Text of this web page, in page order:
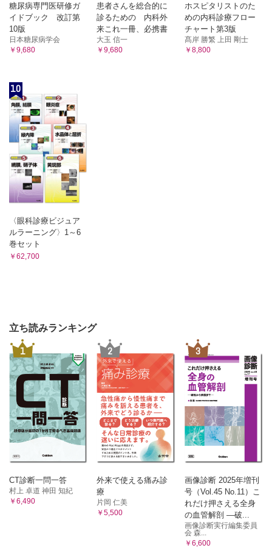
糖尿病専門医研修ガ
イドブック 改訂第
10版
日本糖尿病学会
￥9,680
患者さんを総合的に
診るための 内科外
来これ一冊、必携書
大玉 信一
￥9,680
ホスピタリストのた
めの内科診療フロー
チャート第3版
髙岸 勝繁 上田 剛士
￥8,800
10
〈眼科診療ビジュア
ルラーニング〉1～6
巻セット
￥62,700
立ち読みランキング
1
CT診断一問一答
村上 卓道 神田 知紀
￥6,490
2
外来で使える痛み診
療
片岡 仁美
￥5,500
3
画像診断 2025年増刊
号（Vol.45 No.11）こ
れだけ押さえる全身
の血管解剖 ―破...
画像診断実行編集委員
会 森...
￥6,600